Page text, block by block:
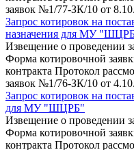
заявок №1/77-ЗК/10 от
Запрос котировок на
назначения для МУ
Извещение о проведении
Форма котировочной
контракта Протокол
заявок №1/76-ЗК/10 от
Запрос котировок на
для МУ "ШЦРБ"
Извещение о проведении
Форма котировочной
контракта Протокол